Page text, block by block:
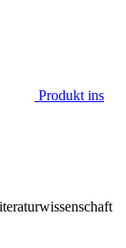
Produkt ins